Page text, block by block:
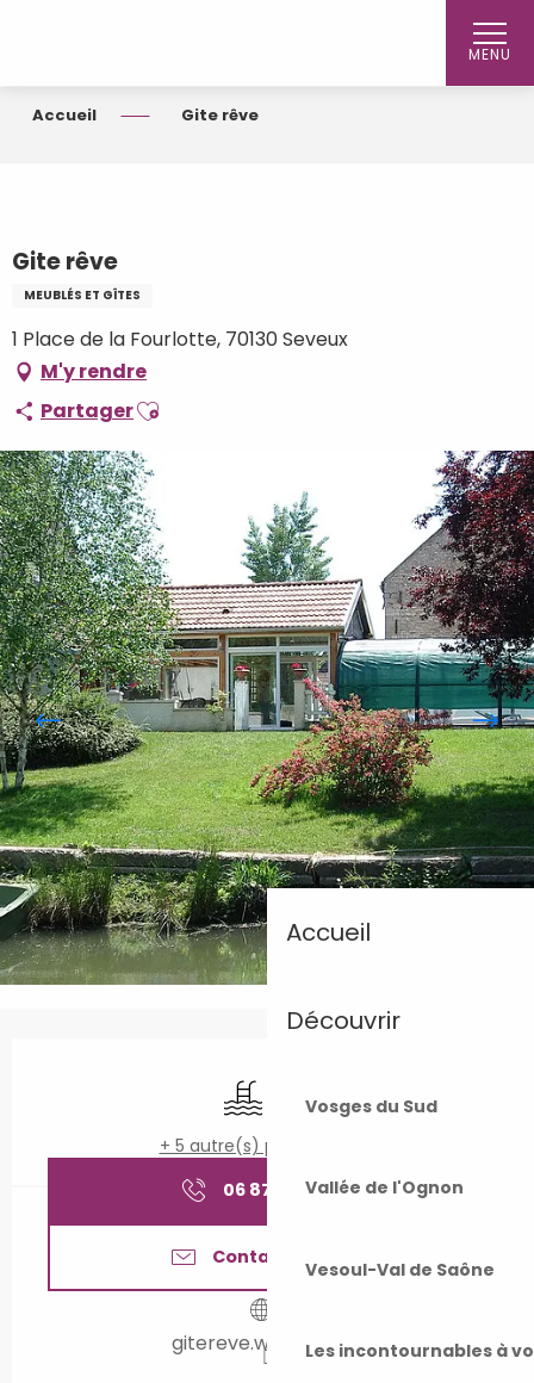
MENU
Accueil
Découvrir
Vosges du Sud
Vallée de l'Ognon
Vesoul-Val de Saône
Les incontournables à
Accueil Gite rêve
Gite rêve
MEUBLÉS ET GÎTES
1 Place de la Fourlotte, 70130 Seveux
M'y rendre
PartagerAjouter aux favoris
Piscine
+ 5 autre(s) prestation(s)
06 87 09 67▒▒
Contactez-nous
gitereve.wixsite.com